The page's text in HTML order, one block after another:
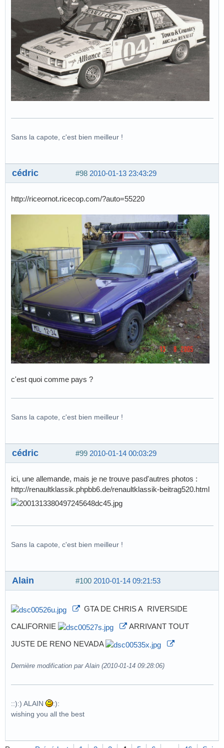
Sans la capote, c'est bien meilleur !
#98 2010-01-13 23:43:29
cédric
http://riceornot.ricecop.com/?auto=55220
c'est quoi comme pays ?
Sans la capote, c'est bien meilleur !
#99 2010-01-14 00:03:29
cédric
ici, une allemande, mais je ne trouve pasd'autres photos :
http://renaultklassik.phpbb6.de/renaultklassik-beitrag520.html
Sans la capote, c'est bien meilleur !
#100 2010-01-14 09:21:53
Alain
GTA DE CHRIS A RIVERSIDE
CALIFORNIE ARRIVANT TOUT
JUSTE DE RENO NEVADA
Dernière modification par Alain (2010-01-14 09:28:06)
::):) ALAIN
:):
wishing you all the best